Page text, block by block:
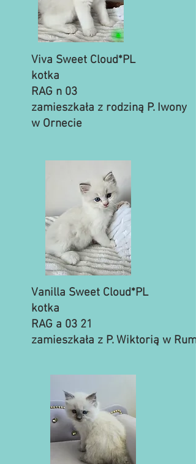
Viva Sweet Cloud*PL
kotka
RAG n 03
zamieszkała z rodziną P. Iwony
​w Ornecie
Vanilla Sweet Cloud*PL
kotka
RAG a 03 21
zamieszkała z P. Wiktorią w Rumi